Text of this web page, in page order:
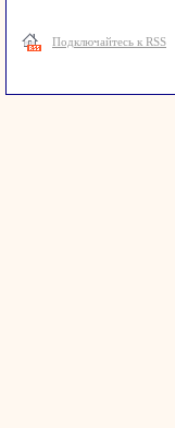
Подключайтесь к RSS